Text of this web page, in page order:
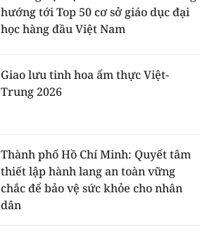
hướng tới Top 50 cơ sở giáo dục đại
học hàng đầu Việt Nam
Giao lưu tinh hoa ẩm thực Việt-
Trung 2026
Thành phố Hồ Chí Minh: Quyết tâm
thiết lập hành lang an toàn vững
chắc để bảo vệ sức khỏe cho nhân
dân